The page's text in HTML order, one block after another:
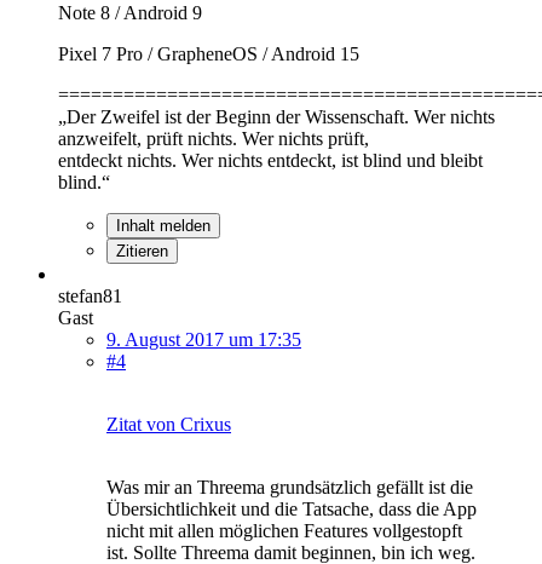
Note 8 / Android 9
Pixel 7 Pro / GrapheneOS / Android 15
„Der Zweifel ist der Beginn der Wissenschaft. Wer nichts
anzweifelt, prüft nichts. Wer nichts prüft,
entdeckt nichts. Wer nichts entdeckt, ist blind und bleibt
blind.“
Inhalt melden
Zitieren
stefan81
Gast
9. August 2017 um 17:35
#4
Zitat von Crixus
Was mir an Threema grundsätzlich gefällt ist die
Übersichtlichkeit und die Tatsache, dass die App
nicht mit allen möglichen Features vollgestopft
ist. Sollte Threema damit beginnen, bin ich weg.